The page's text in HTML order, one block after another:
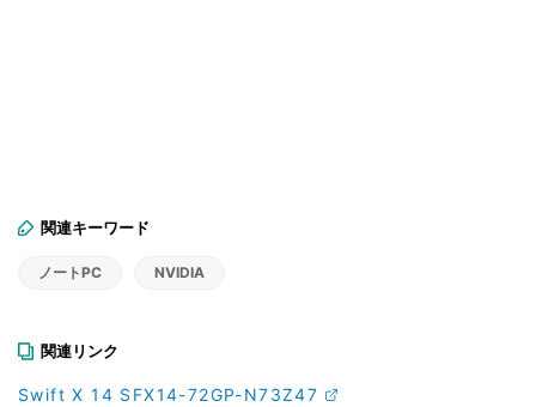
関連キーワード
ノートPC NVIDIA
関連リンク
Swift X 14 SFX14-72GP-N73Z47